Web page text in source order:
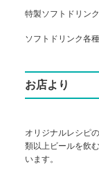
特製ソフトドリン
ソフトドリンク各
お店より
オリジナルレシピ
類以上ビールを飲
います。